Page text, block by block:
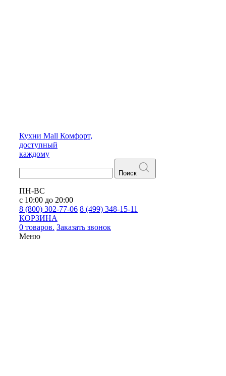
Кухни Mall Комфорт,
доступный
каждому
Поиск
ПН-ВС
с 10:00 до 20:00
8 (800) 302-77-06 8 (499) 348-15-11
КОРЗИНА
0 товаров. Заказать звонок
Меню